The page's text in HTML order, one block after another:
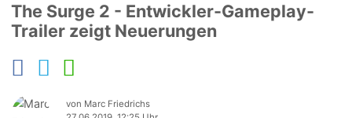
The Surge 2 - Entwickler-Gameplay-
Trailer zeigt Neuerungen
von Marc Friedrichs